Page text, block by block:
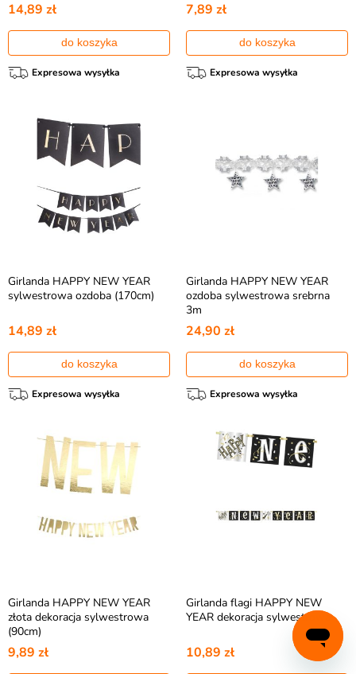
14,89 zł
do koszyka
Expresowa wysyłka
7,89 zł
do koszyka
Expresowa wysyłka
Girlanda HAPPY NEW YEAR
sylwestrowa ozdoba (170cm)
14,89 zł
do koszyka
Expresowa wysyłka
Girlanda HAPPY NEW YEAR
ozdoba sylwestrowa srebrna
3m
24,90 zł
do koszyka
Expresowa wysyłka
Girlanda HAPPY NEW YEAR
złota dekoracja sylwestrowa
(90cm)
9,89 zł
Girlanda flagi HAPPY NEW
YEAR dekoracja sylwestrowa
10,89 zł